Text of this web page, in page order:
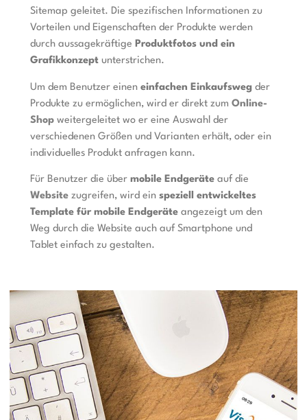
Sitemap geleitet. Die spezifischen Informationen zu
Vorteilen und Eigenschaften der Produkte werden
durch aussagekräftigeProduktfotos und ein
Grafikkonzept unterstrichen.
Um dem Benutzer eineneinfachen Einkaufsweg der
Produkte zu ermöglichen, wird er direkt zumOnline-
Shop weitergeleitet wo er eine Auswahl der
verschiedenen Größen und Varianten erhält, oder ein
individuelles Produkt anfragen kann.
Für Benutzer die übermobile Endgeräte auf die
Website zugreifen, wird einspeziell entwickeltes
Template für mobile Endgeräte angezeigt um den
Weg durch die Website auch auf Smartphone und
Tablet einfach zu gestalten.